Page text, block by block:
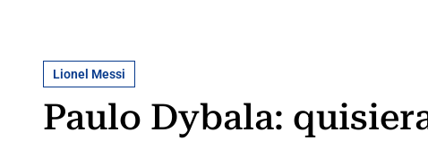
Lionel Messi
Paulo Dybala: